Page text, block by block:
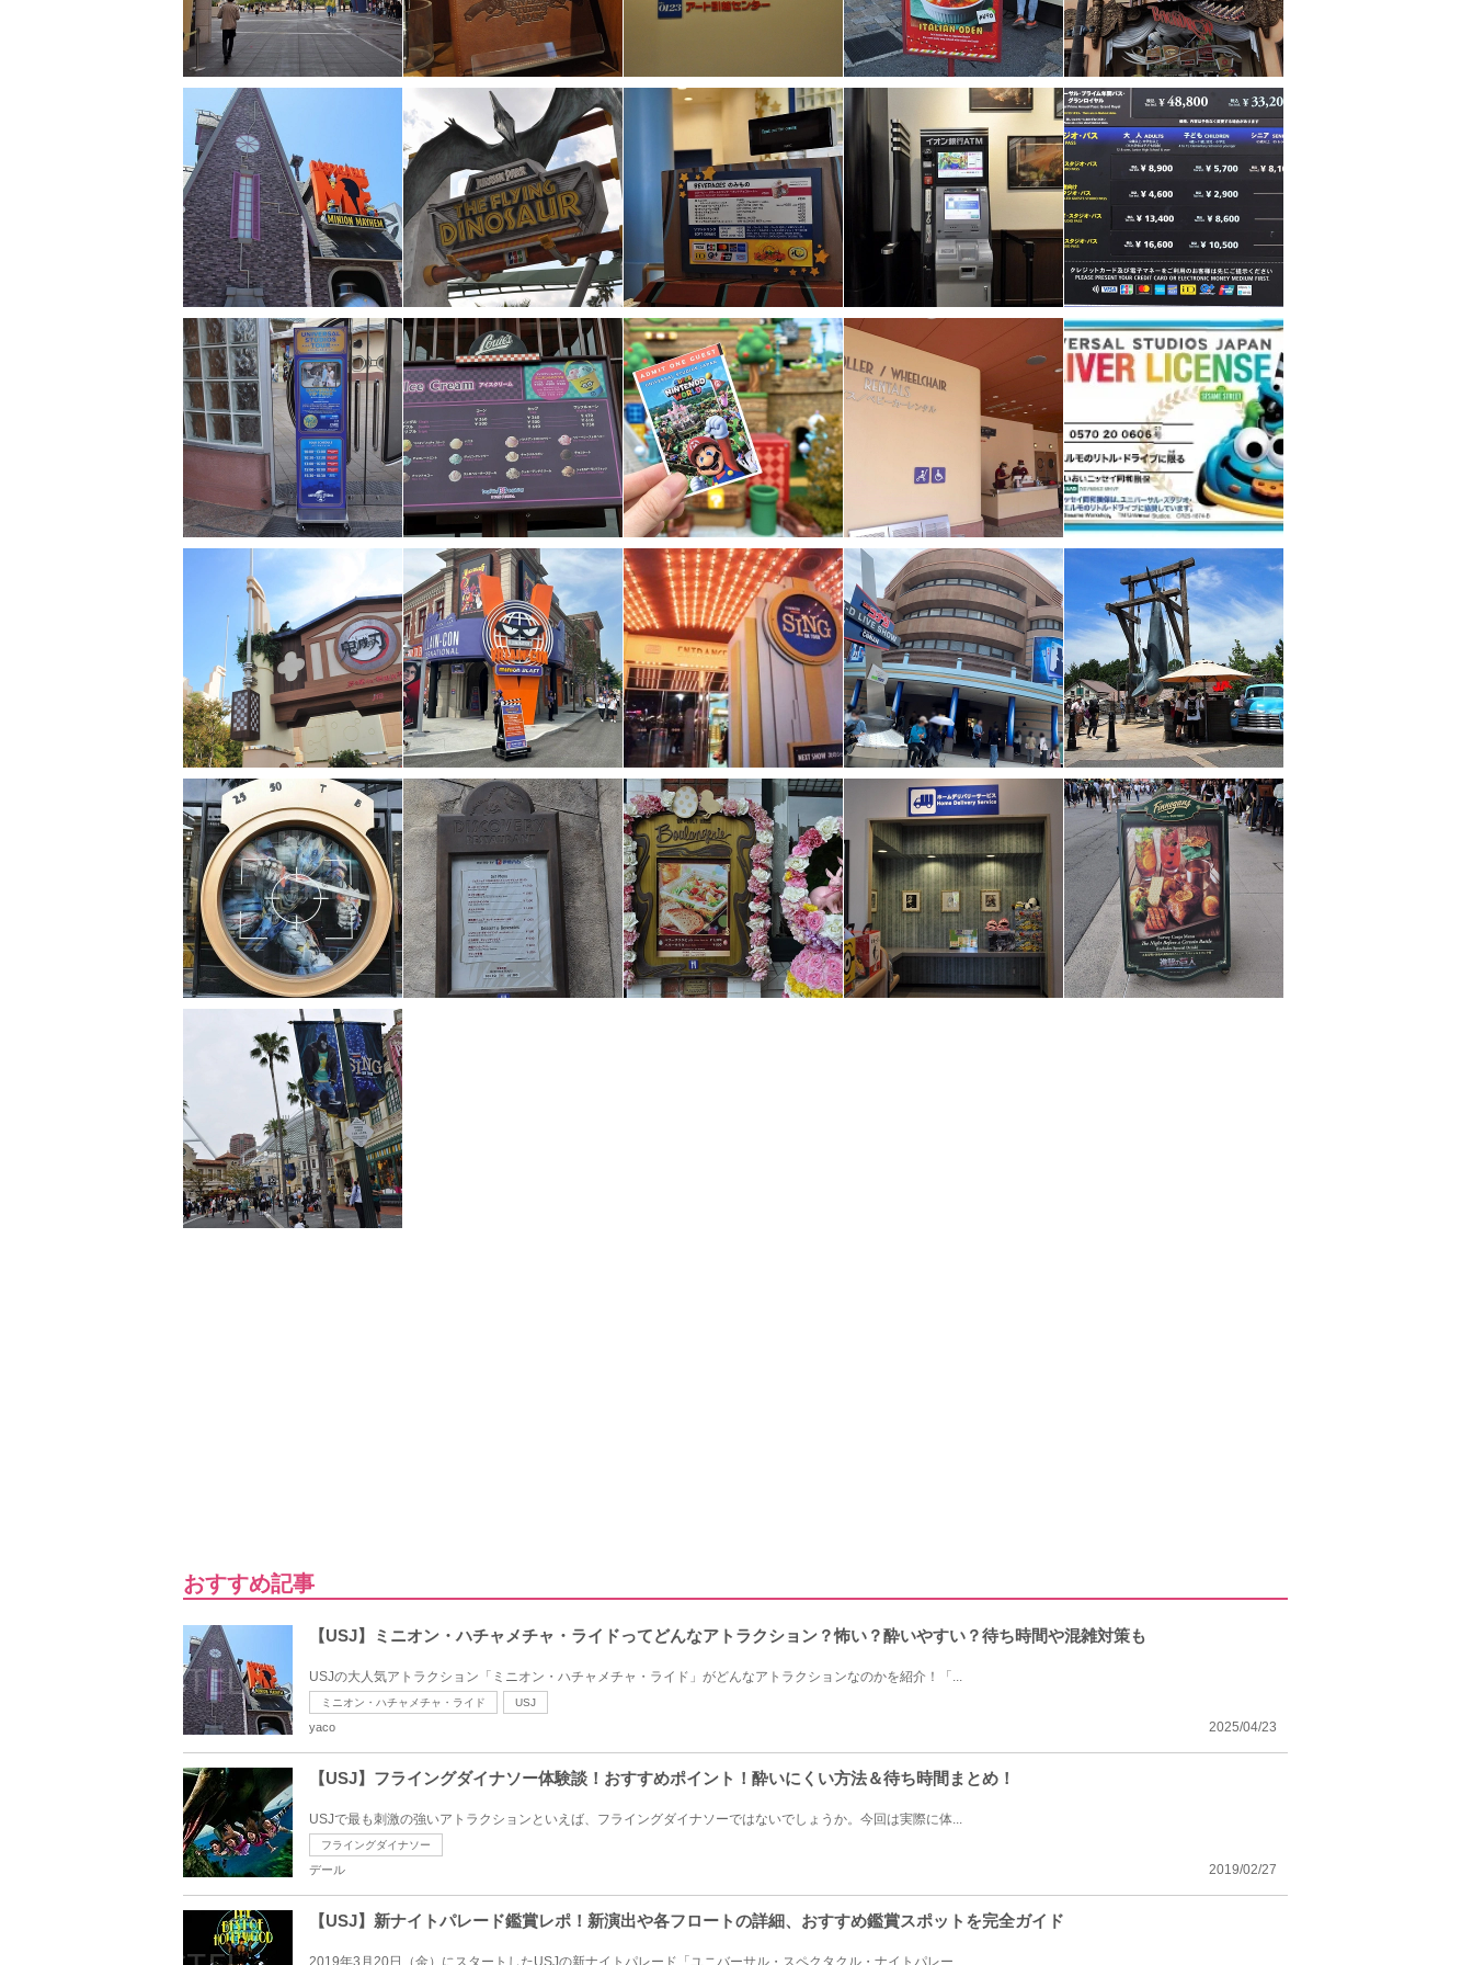
おすすめ記事
【USJ】ミニオン・ハチャメチャ・ライドってどんなアトラクション？怖い？酔いやすい？待ち時間や混雑対策も
USJの大人気アトラクション「ミニオン・ハチャメチャ・ライド」がどんなアトラクションなのかを紹介！「...
ミニオン・ハチャメチャ・ライド USJ
2025/04/23
yaco
【USJ】フライングダイナソー体験談！おすすめポイント！酔いにくい方法＆待ち時間まとめ！
USJで最も刺激の強いアトラクションといえば、フライングダイナソーではないでしょうか。今回は実際に体...
フライングダイナソー
2019/02/27
デール
【USJ】新ナイトパレード鑑賞レポ！新演出や各フロートの詳細、おすすめ鑑賞スポットを完全ガイド
2019年3月20日（金）にスタートしたUSJの新ナイトパレード「ユニバーサル・スペクタクル・ナイトパレー...